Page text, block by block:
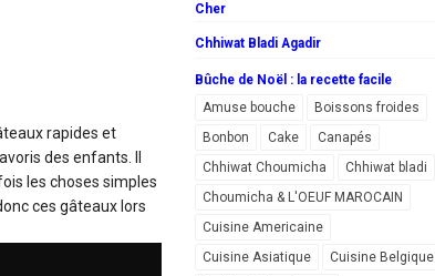
rapides et
des enfants. Il
les choses simples
ces gâteaux lors
Cher
Chhiwat Bladi Agadir
Bûche de Noël : la recette facile
Amuse bouche
Boissons froides
Bonbon
Cake
Canapés
Chhiwat Choumicha
Chhiwat bladi
Choumicha & L'OEUF MAROCAIN
Cuisine Americaine
Cuisine Asiatique
Cuisine Belgique